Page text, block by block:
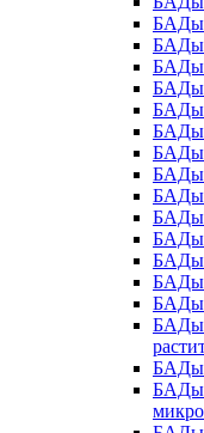
БАДы
БАДы
БАДы
БАДы
БАДы
БАДы
БАДы
БАДы
БАДы
БАДы
БАДы
БАДы
БАДы
БАДы
БАДы
БАДы
БАДы